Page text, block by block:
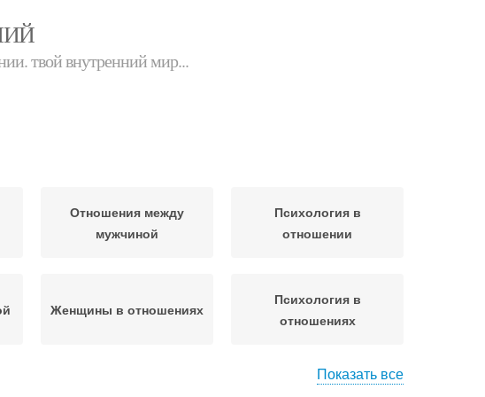
твой внутренний мир...
Отношения между
мужчиной
Психология в
отношении
Женщины в отношениях
Психология в
отношениях
Показать все